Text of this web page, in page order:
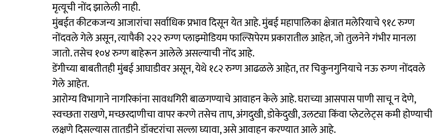
मृत्यूची नोंद झालेली नाही.
मुंबईत कीटकजन्य आजारांचा सर्वाधिक प्रभाव दिसून येत आहे. मुंबई महापालिका क्षेत्रात मलेरियाचे ९१८ रुग्ण
नोंदवले गेले असून, त्यापैकी २२२ रुग्ण प्लाझ्मोडियम फाल्सिपेरम प्रकारातील आहेत, जो तुलनेने गंभीर मानला
जातो. तसेच १०४ रुग्ण बाहेरून आलेले असल्याची नोंद आहे.
डेंगीच्या बाबतीतही मुंबई आघाडीवर असून, येथे १८२ रुग्ण आढळले आहेत, तर चिकुनगुनियाचे नऊ रुग्ण नोंदवले
गेले आहेत.
आरोग्य विभागाने नागरिकांना सावधगिरी बाळगण्याचे आवाहन केले आहे. घराच्या आसपास पाणी साचू न देणे,
स्वच्छता राखणे, मच्छरदाणीचा वापर करणे तसेच ताप, अंगदुखी, डोकेदुखी, उलट्या किंवा प्लेटलेट्स कमी होण्याची
लक्षणे दिसल्यास तातडीने डॉक्टरांचा सल्ला घ्यावा, असे आवाहन करण्यात आले आहे.